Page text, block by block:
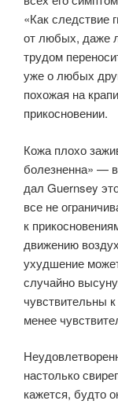
«Как следствие
от любых, даже
трудом
уже о любых
похожая на
прикосновении.
Кожа плохо
болезненна» —
дал Guernsey
все не
к
движению
ухудшение
случайно
чувствительны
менее
настолько
кажется, будто